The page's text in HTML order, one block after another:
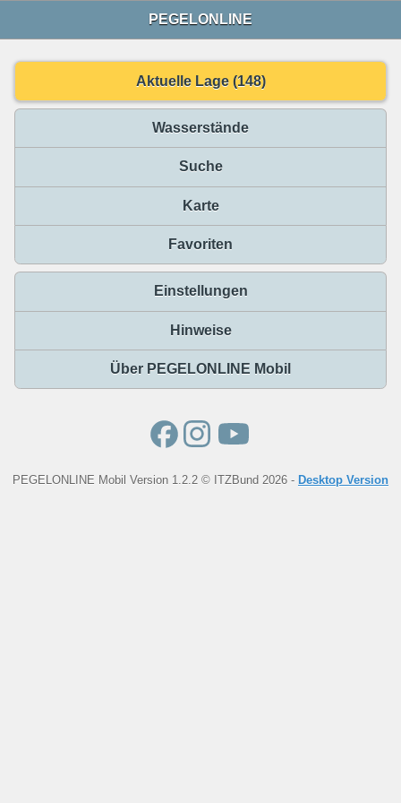
PEGELONLINE
Aktuelle Lage (148)
Wasserstände
Suche
Karte
Favoriten
Einstellungen
Hinweise
Über PEGELONLINE Mobil
PEGELONLINE Mobil Version 1.2.2 © ITZBund 2026 - Desktop Version